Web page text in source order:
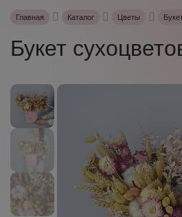
Главная Каталог Цветы
Букет